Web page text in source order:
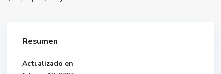
Resumen
Actualizado en: